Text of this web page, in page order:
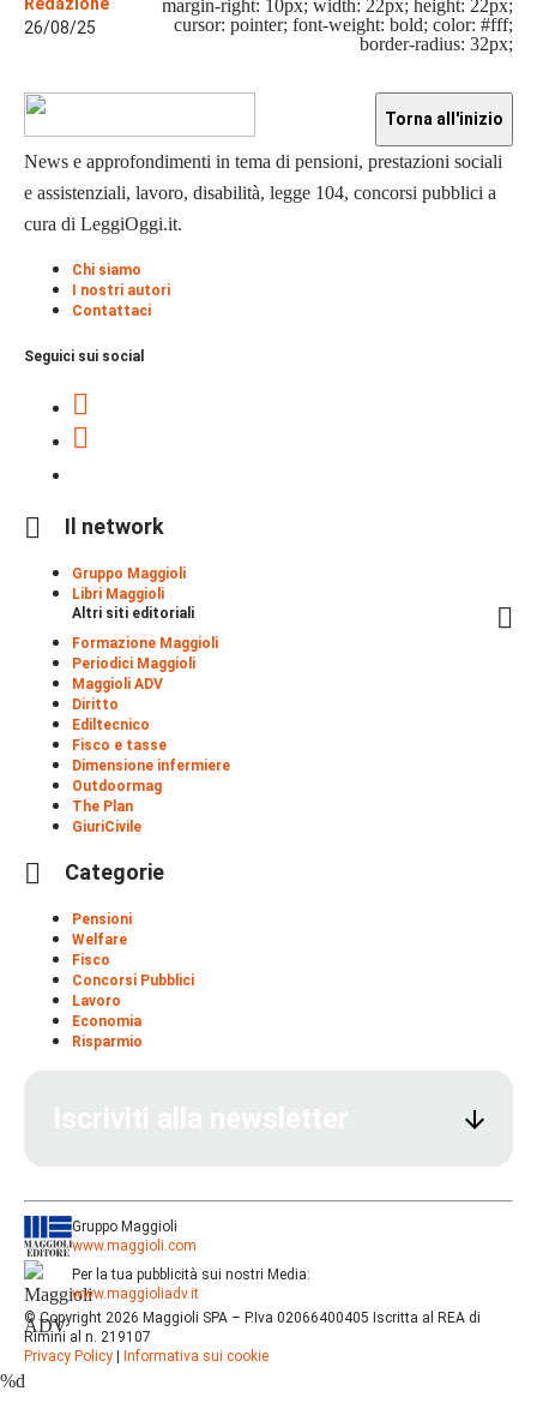
26/08/25
margin-right: 10px; width: 22px; height: 22px;
cursor: pointer; font-weight: bold; color: #fff;
border-radius: 32px;
Torna all'inizio
News e approfondimenti in tema di pensioni, prestazioni sociali
e assistenziali, lavoro, disabilità, legge 104, concorsi pubblici a
cura di LeggiOggi.it.
Chi siamo
I nostri autori
Contattaci
Seguici sui social
Il network
Gruppo Maggioli
Libri Maggioli
Altri siti editoriali
Formazione Maggioli
Periodici Maggioli
Maggioli ADV
Diritto
Ediltecnico
Fisco e tasse
Dimensione infermiere
Outdoormag
The Plan
GiuriCivile
Categorie
Pensioni
Welfare
Fisco
Concorsi Pubblici
Lavoro
Economia
Risparmio
Gruppo Maggioli
www.maggioli.com
Per la tua pubblicità sui nostri Media:
www.maggioliadv.it
© Copyright 2026 Maggioli SPA – P.Iva 02066400405 Iscritta al REA di
Rimini al n. 219107
Privacy Policy
Informativa sui cookie
%d